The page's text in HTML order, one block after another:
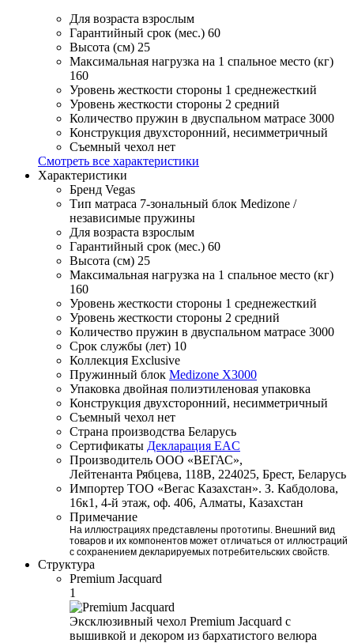
Для возраста взрослым
Гарантийный срок (мес.) 60
Высота (см) 25
Максимальная нагрузка на 1 спальное место (кг)
160
Уровень жесткости стороны 1 среднежесткий
Уровень жесткости стороны 2 средний
Количество пружин в двуспальном матрасе 3000
Конструкция двухсторонний, несимметричный
Съемный чехол нет
Смотреть все характеристики
Характеристики
Бренд Vegas
Тип матраса 7-зональный блок Medizone /
независимые пружины
Для возраста взрослым
Гарантийный срок (мес.) 60
Высота (см) 25
Максимальная нагрузка на 1 спальное место (кг)
160
Уровень жесткости стороны 1 среднежесткий
Уровень жесткости стороны 2 средний
Количество пружин в двуспальном матрасе 3000
Срок службы (лет) 10
Коллекция Exclusive
Пружинный блок Medizone X3000
Упаковка двойная полиэтиленовая упаковка
Конструкция двухсторонний, несимметричный
Съемный чехол нет
Страна производства Беларусь
Сертификаты Декларация EAC
Производитель ООО «ВЕГАС»,
Лейтенанта Рябцева, 118В, 224025, Брест, Беларусь
Импортер ТОО «Вегас Казахстан». З. Кабдолова,
16к1, 4-й этаж, оф. 406, Алматы, Казахстан
Примечание
На иллюстрациях представлены прототипы. Внешний вид
товаров и их компонентов может отличаться от иллюстраций
с сохранением декларируемых потребительских свойств.
Структура
Premium Jacquard
1
Эксклюзивный чехол Premium Jacquard с
вышивкой и декором из бархатистого велюра